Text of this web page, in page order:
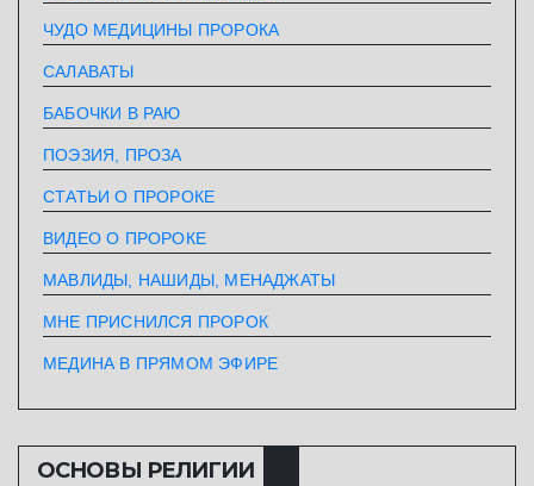
ЧУДО МЕДИЦИНЫ ПРОРОКА
САЛАВАТЫ
БАБОЧКИ В РАЮ
ПОЭЗИЯ, ПРОЗА
СТАТЬИ О ПРОРОКЕ
ВИДЕО О ПРОРОКЕ
МАВЛИДЫ, НАШИДЫ, МЕНАДЖАТЫ
МНЕ ПРИСНИЛСЯ ПРОРОК
МЕДИНА В ПРЯМОМ ЭФИРЕ
ОСНОВЫ РЕЛИГИИ